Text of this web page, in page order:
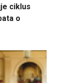
ciklus
o